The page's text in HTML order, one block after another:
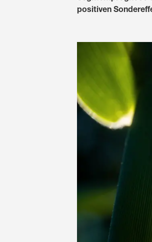
positiven